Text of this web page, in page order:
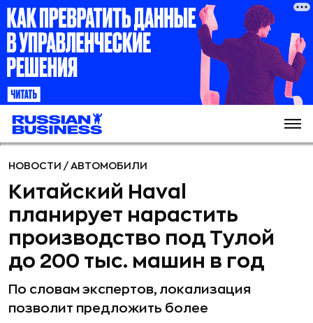
НОВОСТИ / АВТОМОБИЛИ
Китайский Haval
планирует нарастить
производство под Тулой
до 200 тыс. машин в год
По словам экспертов, локализация
позволит предложить более